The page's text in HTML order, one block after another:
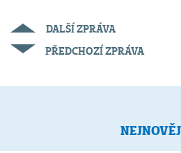
DALŠÍ ZPRÁVA
PŘEDCHOZÍ ZPRÁVA